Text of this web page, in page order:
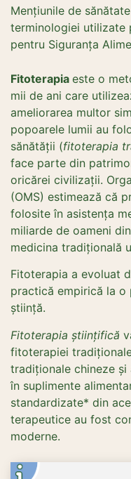
Mențiunile de
terminologiei utilizate
pentru Siguranța
Fitoterapia este o
mii de ani care
ameliorarea multor
popoarele lumii au
sănătății (fitoterapia
face parte din
oricărei civilizații.
(OMS) estimează că
folosite în asistența
miliarde de oameni
medicina tradițională
Fitoterapia a evoluat
practică empirică la
știință.
Fitoterapia științifică
fitoterapiei
tradiționale chineze
în suplimente
standardizate* din
terapeutice au fost
moderne.